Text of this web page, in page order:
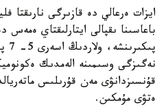
ايزات ەرعالي دە قازىرگى نارىقتا
باعاسىنا ىقپالى ايتارلىقتاي
نەگىزگى وسىمىنە الەمدىك
قۇنسىزدانۋى مەن قۇرىلىس
ەتۋى مۇمكىن.